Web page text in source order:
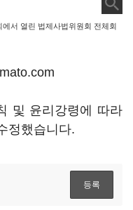
서 열린 법제사법위원회 전체회
및 윤리강령에 따라
정했습니다.